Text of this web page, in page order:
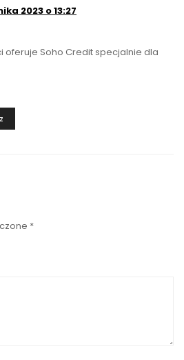
2023 o 13:27
oferuje Soho Credit specjalnie dla
*